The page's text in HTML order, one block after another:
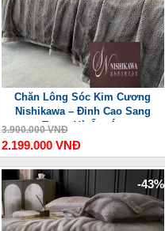
Chăn Lông Sóc Kim Cương
Nishikawa – Đỉnh Cao Sang
Trọng Và Ấm Áp
3.900.000 VNĐ
2.199.000 VNĐ
-43%